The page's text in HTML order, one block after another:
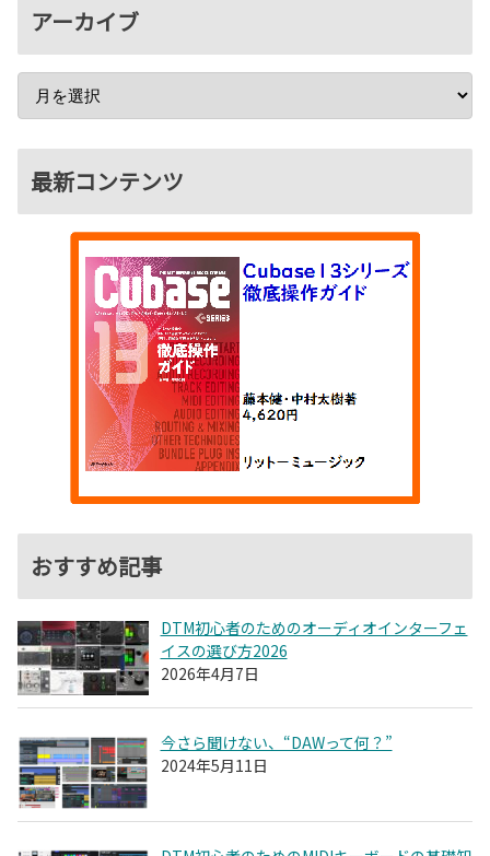
アーカイブ
最新コンテンツ
おすすめ記事
DTM初心者のためのオーディオインターフェ
イスの選び方2026
2026年4月7日
今さら聞けない、“DAWって何？”
2024年5月11日